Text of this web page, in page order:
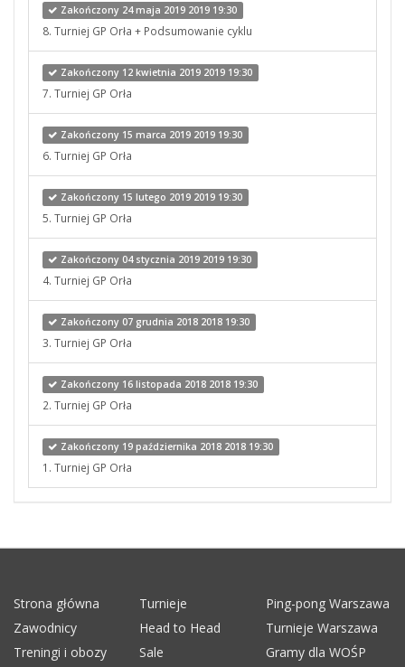
Zakończony 24 maja 2019 2019 19:30
8. Turniej GP Orła + Podsumowanie cyklu
Zakończony 12 kwietnia 2019 2019 19:30
7. Turniej GP Orła
Zakończony 15 marca 2019 2019 19:30
6. Turniej GP Orła
Zakończony 15 lutego 2019 2019 19:30
5. Turniej GP Orła
Zakończony 04 stycznia 2019 2019 19:30
4. Turniej GP Orła
Zakończony 07 grudnia 2018 2018 19:30
3. Turniej GP Orła
Zakończony 16 listopada 2018 2018 19:30
2. Turniej GP Orła
Zakończony 19 października 2018 2018 19:30
1. Turniej GP Orła
Strona główna Turnieje
Ping-pong Warszawa
Zawodnicy
Head to Head
Turnieje Warszawa
Treningi i obozy
Sale
Gramy dla WOŚP